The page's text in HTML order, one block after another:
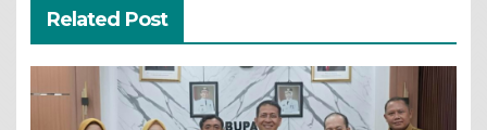
Related Post